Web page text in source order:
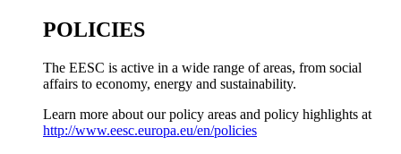
POLICIES
The EESC is active in a wide range of areas, from social
affairs to economy, energy and sustainability.
Learn more about our policy areas and policy highlights at
http://www.eesc.europa.eu/en/policies